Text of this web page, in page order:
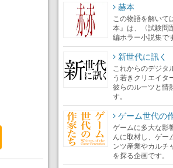
赫本
この物語を解いて
本』は、〈試験問
編ホラー小説集で
新世代に訊く
これからのデジタ
う若きクリエイタ
彼らのルーツと情
す。
ゲーム世代の
ゲームに多大な影
んに取材し、ゲー
ンツ産業やカルチ
を探る企画です。